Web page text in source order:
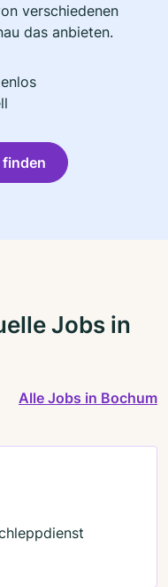
verschiedenen
das anbieten.
Jobs in
Alle Jobs in Bochum